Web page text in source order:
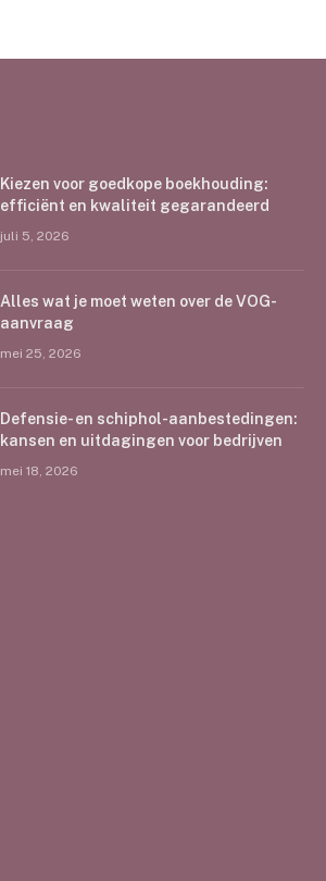
Kiezen voor goedkope boekhouding:
efficiënt en kwaliteit gegarandeerd
juli 5, 2026
Alles wat je moet weten over de VOG-
aanvraag
mei 25, 2026
Defensie- en schiphol-aanbestedingen:
kansen en uitdagingen voor bedrijven
mei 18, 2026